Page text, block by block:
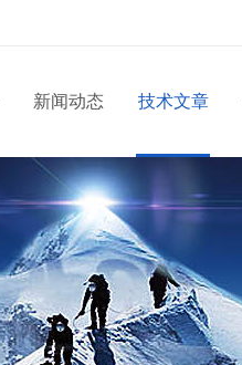
新闻动态 技术文章